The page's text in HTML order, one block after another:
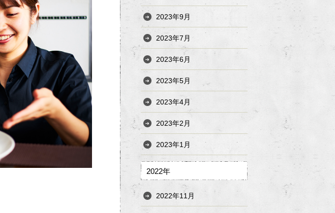
2023年9月
2023年7月
2023年6月
2023年5月
2023年4月
2023年2月
2023年1月
2022年
2022年11月